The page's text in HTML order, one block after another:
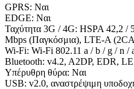
GPRS: Ναι
EDGE: Ναι
Ταχύτητα 3G / 4G: HSPA 42,2 /
Mbps (Παγκόσμια), LTE-A
Wi-Fi: Wi-Fi 802.11 a / b / g / n /
Bluetooth: v4.2, A2DP, EDR, LE
Υπέρυθρη θύρα: Ναι
USB: v2.0, αναστρέψιμη